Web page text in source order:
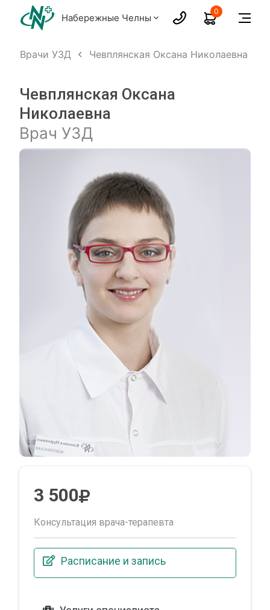
Набережные Челны
0
Врачи УЗД Чевплянская Оксана Николаевна
Чевплянская Оксана
Николаевна
Врач УЗД
3 500
Консультация врача-терапевта
Расписание и запись